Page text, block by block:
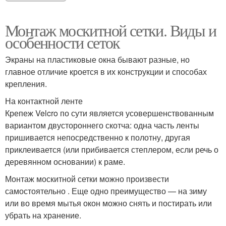
Монтаж москитной сетки. Виды и
особенности сеток
Экраны на пластиковые окна бывают разные, но
главное отличие кроется в их конструкции и способах
крепления.
На контактной ленте
Крепеж Velcro по сути является усовершенствованным
вариантом двустороннего скотча: одна часть ленты
пришивается непосредственно к полотну, другая
приклеивается (или прибивается степлером, если речь о
деревянном основании) к раме.
Монтаж москитной сетки можно произвести
самостоятельно . Еще одно преимущество — на зиму
или во время мытья окон можно снять и постирать или
убрать на хранение.